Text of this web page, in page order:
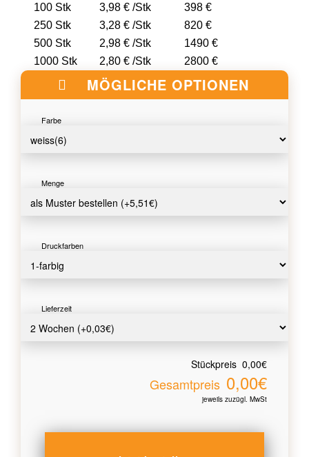
100 Stk
3,98 € /Stk
398 €
250 Stk
3,28 € /Stk
820 €
500 Stk
2,98 € /Stk
1490 €
1000 Stk
2,80 € /Stk 2800 €
MÖGLICHE OPTIONEN
Farbe
Menge
Druckfarben
Lieferzeit
Stückpreis 0,00€
Gesamtpreis 0,00€
jeweils zuzügl. MwSt